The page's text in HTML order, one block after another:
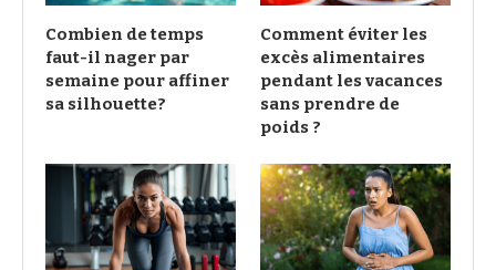
Combien de temps
faut-il nager par
semaine pour affiner
sa silhouette?
Comment éviter les
excès alimentaires
pendant les vacances
sans prendre de
poids ?